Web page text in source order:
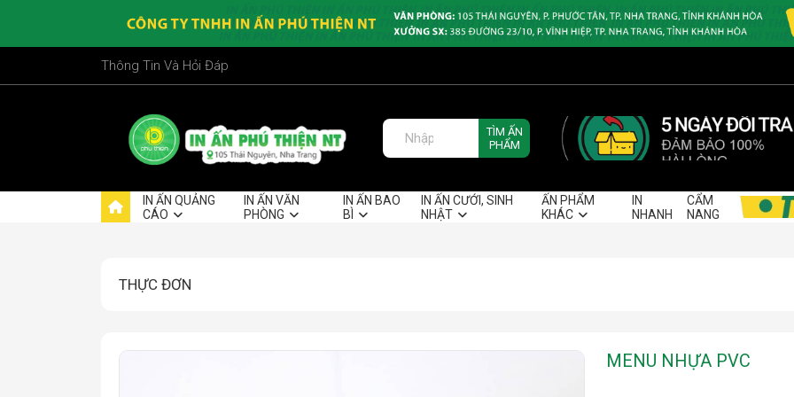
Thông Tin Và Hỏi Đáp
TÌM ẤN
PHẨM
IN ẤN QUẢNG
CÁO
IN ẤN VĂN
PHÒNG
IN ẤN BAO
BÌ
IN ẤN CƯỚI, SINH
NHẬT
ẤN PHẨM
KHÁC
IN
NHANH
CẨM
NANG
THỰC ĐƠN
MENU NHỰA PVC